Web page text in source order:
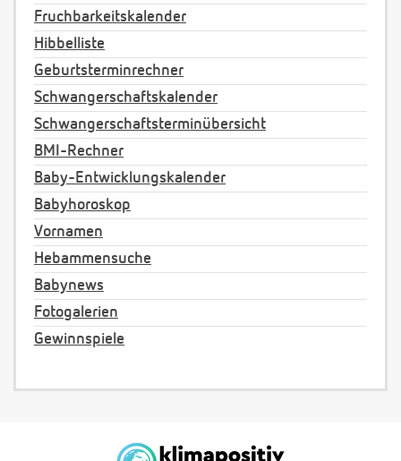
Fruchbarkeitskalender
Hibbelliste
Geburtsterminrechner
Schwangerschaftskalender
Schwangerschaftsterminübersicht
BMI-Rechner
Baby-Entwicklungskalender
Babyhoroskop
Vornamen
Hebammensuche
Babynews
Fotogalerien
Gewinnspiele